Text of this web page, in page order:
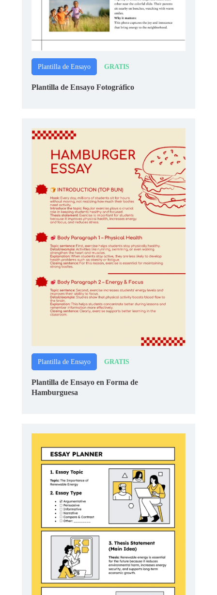
Plantilla de Ensayo GRATIS
Plantilla de Ensayo Fotográfico
Plantilla de Ensayo GRATIS
Plantilla de Ensayo en Forma de
Hamburguesa